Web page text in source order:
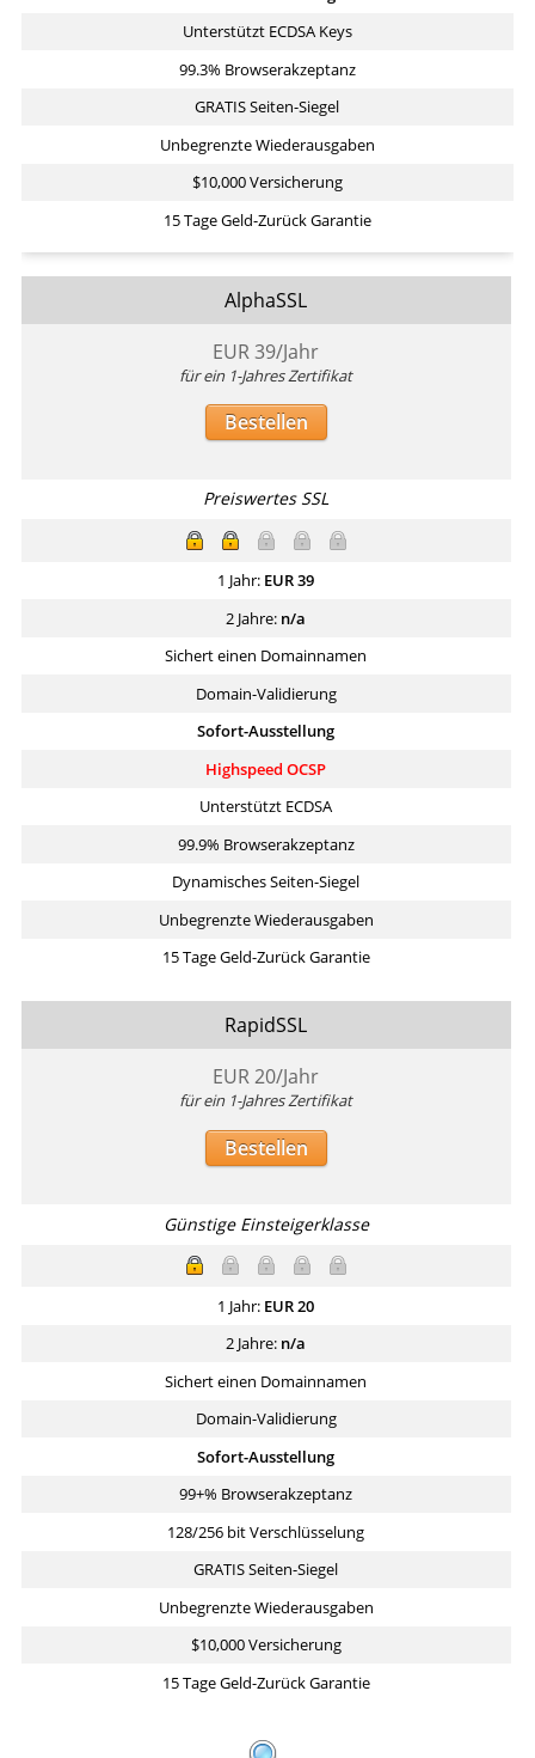
Unterstützt ECDSA Keys
99.3% Browserakzeptanz
GRATIS Seiten-Siegel
Unbegrenzte Wiederausgaben
$10,000 Versicherung
15 Tage Geld-Zurück Garantie
AlphaSSL
EUR39/Jahr
für ein 1-Jahres Zertifikat
Bestellen
Preiswertes SSL
1 Jahr: EUR39
2 Jahre: n/a
Sichert einen Domainnamen
Domain-Validierung
Sofort-Ausstellung
Highspeed OCSP
Unterstützt ECDSA
99.9% Browserakzeptanz
Dynamisches Seiten-Siegel
Unbegrenzte Wiederausgaben
15 Tage Geld-Zurück Garantie
RapidSSL
EUR20/Jahr
für ein 1-Jahres Zertifikat
Bestellen
Günstige Einsteigerklasse
1 Jahr: EUR20
2 Jahre: n/a
Sichert einen Domainnamen
Domain-Validierung
Sofort-Ausstellung
99+% Browserakzeptanz
128/256 bit Verschlüsselung
GRATIS Seiten-Siegel
Unbegrenzte Wiederausgaben
$10,000 Versicherung
15 Tage Geld-Zurück Garantie